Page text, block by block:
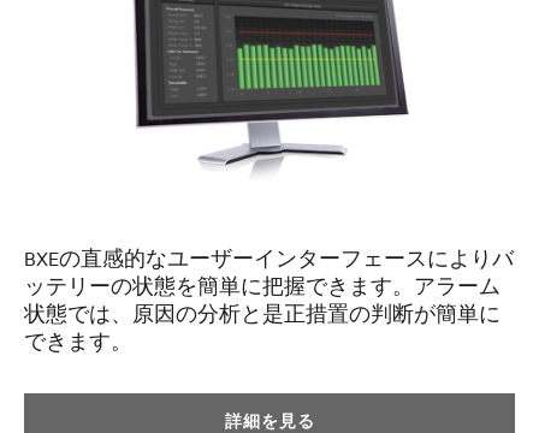
BXEの直感的なユーザーインターフェースによりバ
ッテリーの状態を簡単に把握できます。アラーム
状態では、原因の分析と是正措置の判断が簡単に
できます。
詳細を見る